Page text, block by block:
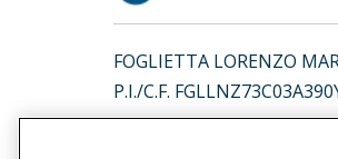
FOGLIETTA LORENZO
P.I./C.F.